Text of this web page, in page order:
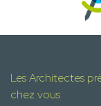
Les Architectes
chez vous